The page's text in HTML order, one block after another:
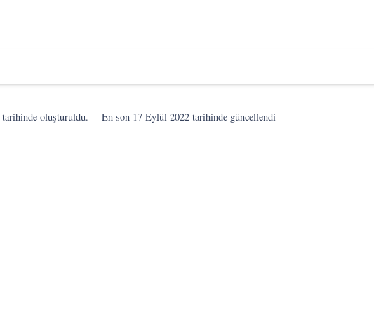
tarihinde oluşturuldu. En son 17 Eylül 2022 tarihinde güncellendi